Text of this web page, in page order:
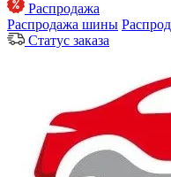
Распродажа
Распродажа шины
Статус заказа